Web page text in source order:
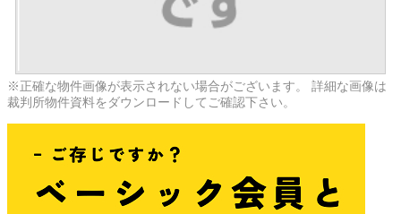
※正確な物件画像が表示されない場合がございます。 詳細な画像は
裁判所物件資料をダウンロードしてご確認下さい。